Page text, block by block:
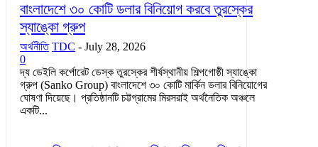
বাংলাদেশে ৩০ কোটি ডলার বিনিয়োগ করবে তুরস্কের
স্যাঙ্কো গ্রুপ
অর্থনীতি TDC - July 28, 2026
0
দ্য ডেইলি কর্পোরেট ডেস্ক তুরস্কের শীর্ষস্থানীয় শিল্পগোষ্ঠী স্যাঙ্কো
গ্রুপ (Sanko Group) বাংলাদেশে ৩০ কোটি মার্কিন ডলার বিনিয়োগের
ঘোষণা দিয়েছে। প্রতিষ্ঠানটি চট্টগ্রামের মিরসরাই অর্থনৈতিক অঞ্চলে
একটি...